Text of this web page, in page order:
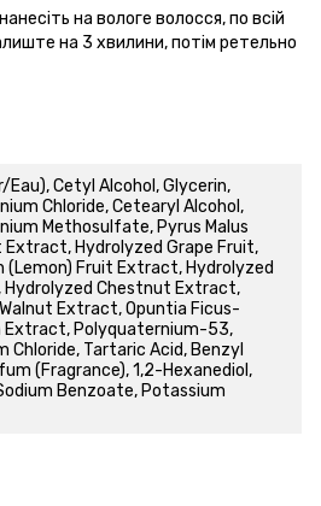
нанесіть на вологе волосся, по всій
на 3 хвилини, потім ретельно
Eau), Cetyl Alcohol, Glycerin,
Chloride, Cetearyl Alcohol,
Methosulfate, Pyrus Malus
Extract, Hydrolyzed Grape Fruit,
(Lemon) Fruit Extract, Hydrolyzed
Hydrolyzed Chestnut Extract,
Extract, Opuntia Ficus-
Extract, Polyquaternium-53,
Chloride, Tartaric Acid, Benzyl
(Fragrance), 1,2-Hexanediol,
Benzoate, Potassium